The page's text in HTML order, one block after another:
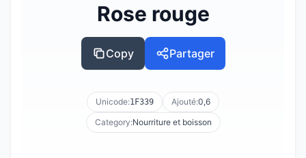
Rose rouge
Copy Partager
Unicode:1F339 Ajouté:0,6
Category:Nourriture et boisson